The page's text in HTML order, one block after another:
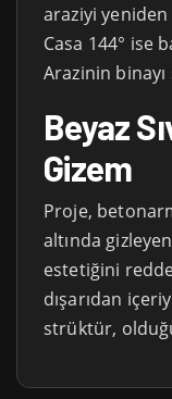
araziyi
Casa 144° ise
Arazinin
Beyaz
Gizem
Proje,
altında
estetiğini
dışarıdan
strüktür,